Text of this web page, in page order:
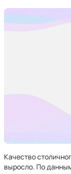
Качество
выросло. По